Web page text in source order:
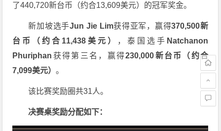
了440,720新台币（约合13,609美元）的冠军奖金。
新加坡选手Jun Jie Lim获得亚军，赢得370,500新
台币（约合11,438美元）
，泰国选手 Natchanon
Phuriphan 获得第三名，赢得230,000新台币（约合
7,099美元）。
该比赛奖励圈共31人。
决赛桌奖励分配如下：